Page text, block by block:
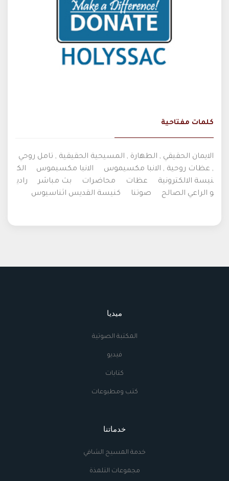
كلمات مفتاحية
الايمان الحقيقي , الطهارة , المسيحية الحقيقية , تامل روحي
, عظات روحية , الانبا مكسيموس
الانبا مكسيموس
الك
نيسة الالكترونية
عظات محاضرات بث مباشر
رادي
و الراعي الصالح
صوتنا كنيسة القديس اثناسيوس
ميديا
المكتبة الصوتية
فيديو
كتابات
كتب ومطبوعات
خدماتنا
خدمة المسيح الشافي
مجموعات التلمذة